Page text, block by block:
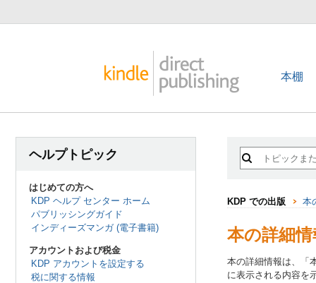
本棚
ヘルプトピック
はじめての方へ
KDP ヘルプ センター ホーム
パブリッシングガイド
インディーズマンガ (電子書籍)
アカウントおよび税金
KDP アカウントを設定する
税に関する情報
KDP での出版 本
本の詳細
本の詳細情報は、「
に表示される内容を